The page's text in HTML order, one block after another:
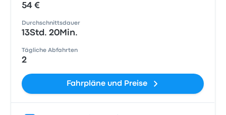
54 €
Durchschnittsdauer
13Std. 20Min.
Tägliche Abfahrten
2
Fahrpläne und Preise